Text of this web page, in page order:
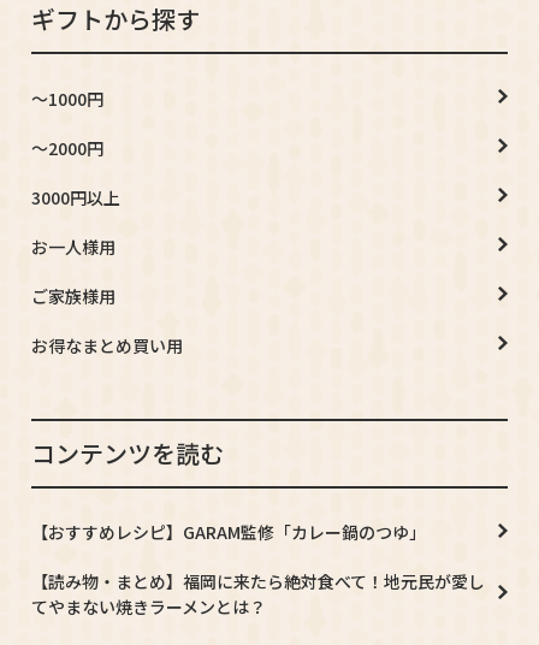
ギフトから探す
～1000円
～2000円
3000円以上
お一人様用
ご家族様用
お得なまとめ買い用
コンテンツを読む
【おすすめレシピ】GARAM監修「カレー鍋のつゆ」
【読み物・まとめ】福岡に来たら絶対食べて！地元民が愛し
てやまない焼きラーメンとは？